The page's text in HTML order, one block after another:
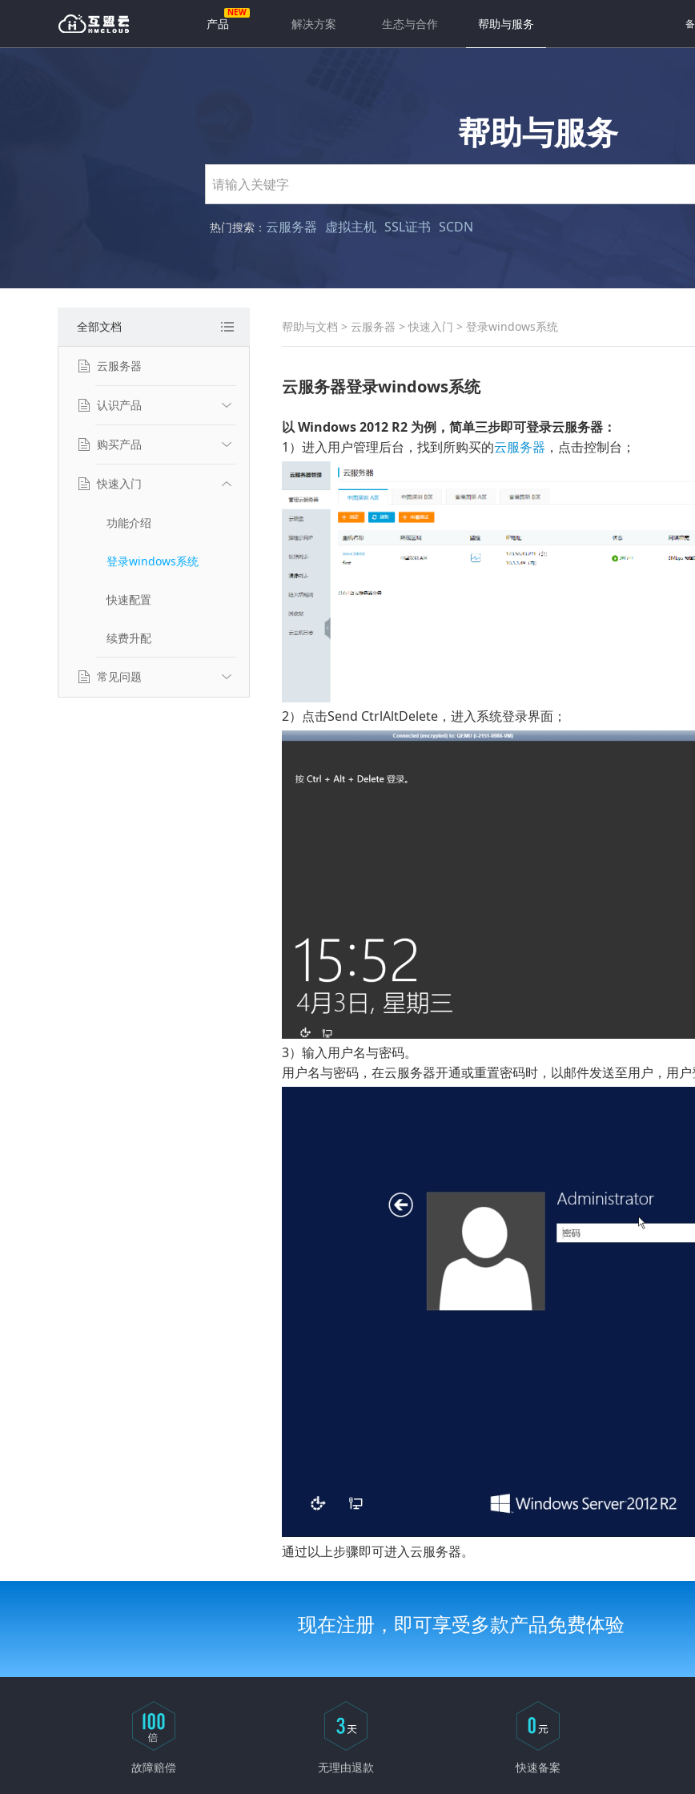
产品 解决方案 生态与合作 帮助与服务
帮助与服务
热门搜索： 云服务器 虚拟主机 SSL证书 SCDN
全部文档
云服务器
认识产品
产品简介
典型应用场景
产品特性
购买产品
计费标准
推荐选型
服务等级协议
快速入门
功能介绍
登录windows系统
快速配置
续费升配
常见问题
帮助与文档 > 云服务器 >快速入门 > 登录windows系统
云服务器登录windows系统
以 Windows 2012 R2 为例，简单三步即可登录云服务器：
1）进入用户管理后台，找到所购买的云服务器 ，点击控制台；
2）点击Send CtrlAltDelete，进入系统登录界面；
3）输入用户名与密码。
用户名与密码，在云服务器开通或重置密码时，以邮件发送至用户，用户
通过以上步骤即可进入云服务器。
现在注册，即可享受多款产品免费体验
故障赔偿 无理由退款 快速备案